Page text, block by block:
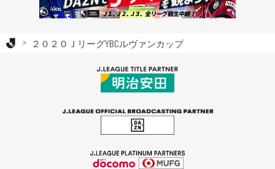
Ｊリーグ TOP
２０２０ＪリーグYBCルヴァンカップ